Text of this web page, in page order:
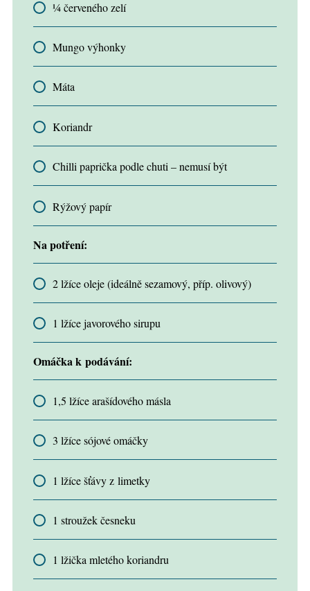
¼ červeného zelí
Mungo výhonky
Máta
Koriandr
Chilli paprička podle chuti – nemusí být
Rýžový papír
Na potření:
2 lžíce oleje (ideálně sezamový, příp. olivový)
1 lžíce javorového sirupu
Omáčka k podávání:
1,5 lžíce arašídového másla
3 lžíce sójové omáčky
1 lžíce šťávy z limetky
1 stroužek česneku
1 lžička mletého koriandru